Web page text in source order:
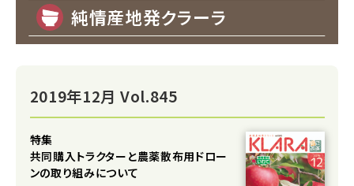
純情産地発クラーラ
2019年12月 Vol.845
特集
共同購入トラクターと農薬散布用ドロー
ンの取り組みについて